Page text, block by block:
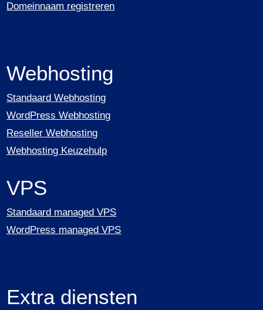
Domeinnaam registreren
Webhosting
Standaard Webhosting
WordPress Webhosting
Reseller Webhosting
Webhosting Keuzehulp
VPS
Standaard managed VPS
WordPress managed VPS
Extra diensten